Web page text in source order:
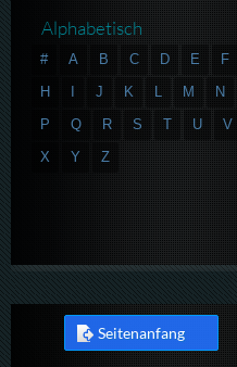
Alphabetisch
# A B C D E F
H
J K L M N
P
Q R S T U V
X
Y Z
Seitenanfang